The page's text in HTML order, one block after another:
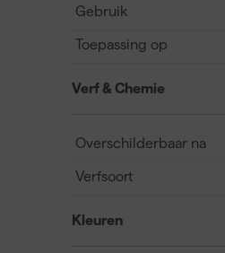
Gebruik
Toepassing op
Verf & Chemie
Overschilderbaar na
Verfsoort
Kleuren